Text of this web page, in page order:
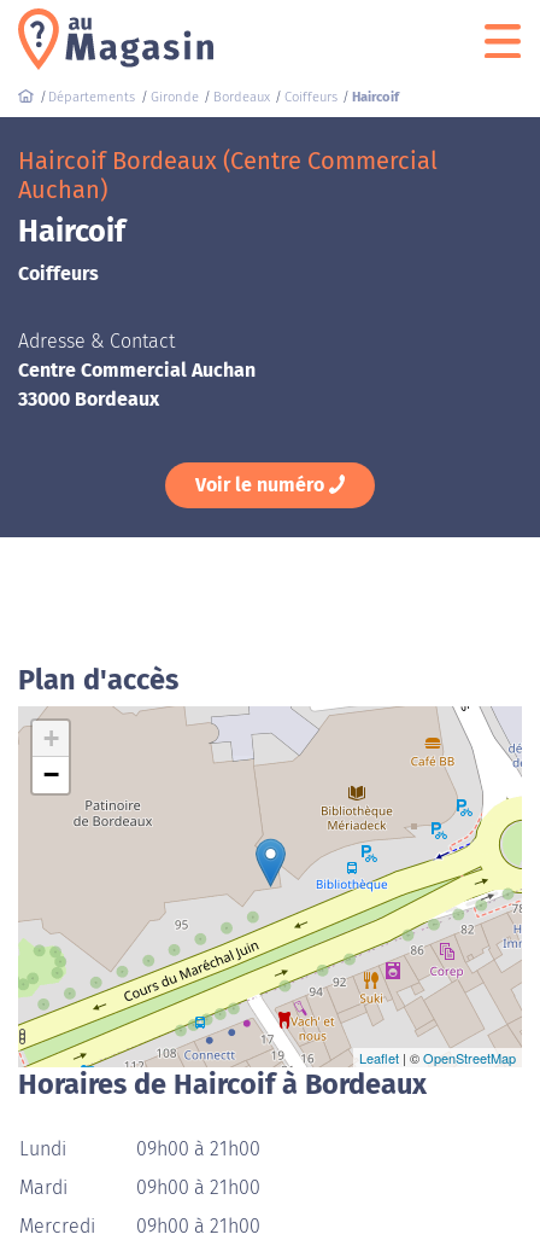
Départements Gironde Bordeaux Coiffeurs Haircoif
Haircoif Bordeaux (Centre Commercial
Auchan)
Haircoif
Coiffeurs
Adresse & Contact
Centre Commercial Auchan
33000 Bordeaux
Voir le numéro
Plan d'accès
+
−
Leaflet | ©OpenStreetMap
Horaires de Haircoif à Bordeaux
Lundi
09h00 à 21h00
Mardi
09h00 à 21h00
Mercredi
09h00 à 21h00